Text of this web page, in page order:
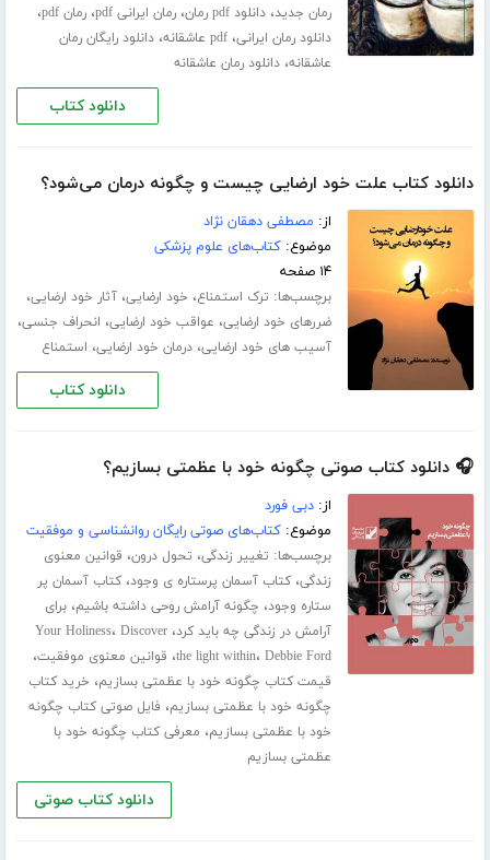
رمان جدید،دانلود pdf رمان ،رمان ایرانی pdf ،رمان pdf ،
دانلود رمان ایرانی،pdf عاشقانه ،دانلود رایگان رمان
عاشقانه،دانلود رمان عاشقانه
دانلود کتاب
دانلود کتاب علت خود ارضایی چیست و چگونه درمان می‌شود؟
از: مصطفی دهقان نژاد
موضوع:کتاب‌های علوم پزشکی
۱۴ صفحه
برچسب‌ها: ترک استمناع، خود ارضایی،آثار خود ارضایی،
ضررهای خود ارضایی، عواقب خود ارضایی، انحراف جنسی،
آسیب های خود ارضایی،درمان خود ارضایی، استمناع
دانلود کتاب
🎧 دانلود کتاب صوتی چگونه خود با عظمتی بسازیم؟
از:دبی فورد
موضوع:کتاب‌های صوتی رایگان روانشناسی و موفقیت
برچسب‌ها: تغییر زندگی، تحول درون، قوانین معنوی
زندگی،کتاب آسمان پرستاره ی وجود،کتاب آسمان پر
ستاره وجود، چگونه آرامش روحی داشته باشیم،برای
آرامش در زندگی چه باید کرد، Your Holiness، Discover
the light within، Debbie Ford ، قوانین معنوی موفقیت،
قیمت کتاب چگونه خود با عظمتی بسازیم، خرید کتاب
چگونه خود با عظمتی بسازیم، فایل صوتی کتاب چگونه
خود با عظمتی بسازیم، معرفی کتاب چگونه خود با
عظمتی بسازیم
دانلود کتاب صوتی